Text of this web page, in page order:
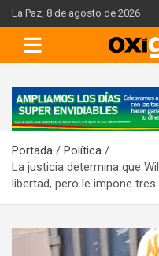
Skip
to
content
La Paz, 8 de agosto de 2026
A
d
e
r
t
s
Portada
Política
La justicia determina que
libertad, pero le impone